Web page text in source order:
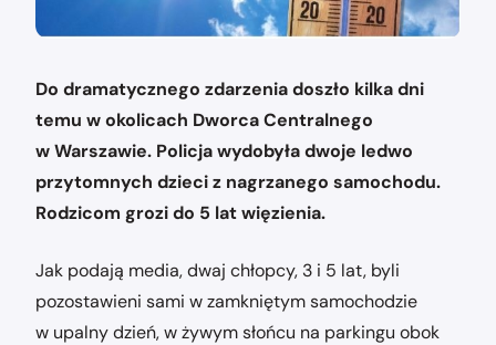
Do dramatycznego zdarzenia doszło kilka dni
temu w okolicach Dworca Centralnego
w Warszawie. Policja wydobyła dwoje ledwo
przytomnych dzieci z nagrzanego samochodu.
Rodzicom grozi do 5 lat więzienia.
Jak podają media, dwaj chłopcy, 3 i 5 lat, byli
pozostawieni sami w zamkniętym samochodzie
w upalny dzień, w żywym słońcu na parkingu obok